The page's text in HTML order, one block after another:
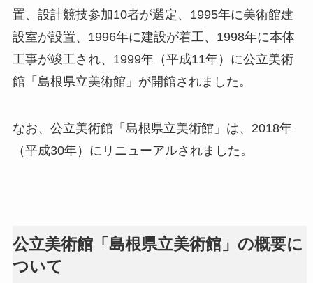
置、設計競技参加10者が選定、1995年に美術館建
設室が設置、1996年に建設が着工、1998年に本体
工事が竣工され、1999年（平成11年）に公立美術
館「島根県立美術館」が開館されました。
なお、公立美術館「島根県立美術館」は、2018年
（平成30年）にリニューアルされました。
公立美術館「島根県立美術館」の概要に
ついて